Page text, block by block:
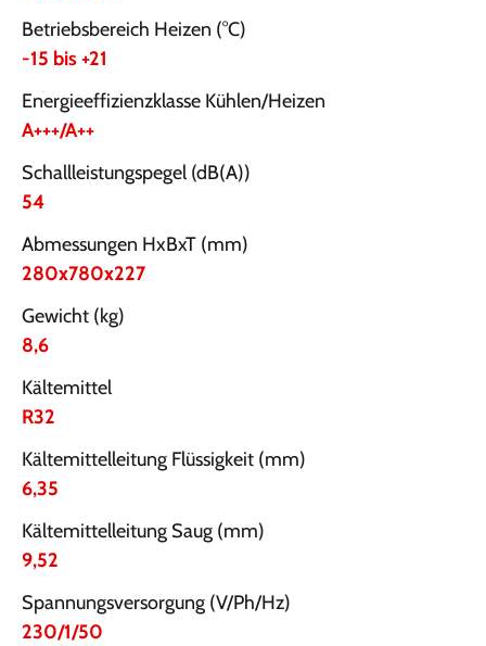
Betriebsbereich Heizen (°C)
-15 bis +21
Energieeffizienzklasse Kühlen/Heizen
A+++/A++
Schallleistungspegel (dB(A))
54
Abmessungen HxBxT (mm)
280x780x227
Gewicht (kg)
8,6
Kältemittel
R32
Kältemittelleitung Flüssigkeit (mm)
6,35
Kältemittelleitung Saug (mm)
9,52
Spannungsversorgung (V/Ph/Hz)
230/1/50